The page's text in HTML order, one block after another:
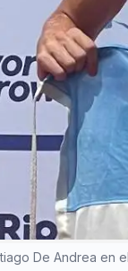
De Andrea en